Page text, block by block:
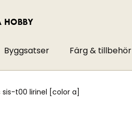
Byggsatser Färg & tillbehör
sis-t00 lirinel [color a]